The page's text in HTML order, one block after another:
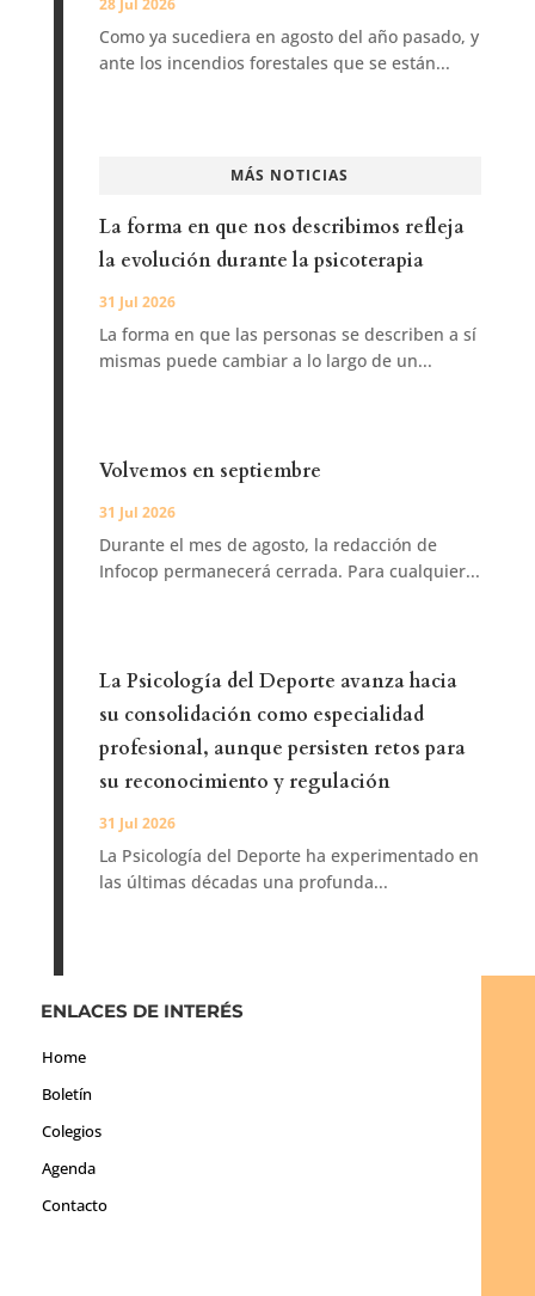
28 Jul 2026
Como ya sucediera en agosto del año pasado, y
ante los incendios forestales que se están...
MÁS NOTICIAS
La forma en que nos describimos refleja
la evolución durante la psicoterapia
31 Jul 2026
La forma en que las personas se describen a sí
mismas puede cambiar a lo largo de un...
Volvemos en septiembre
31 Jul 2026
Durante el mes de agosto, la redacción de
Infocop permanecerá cerrada. Para cualquier...
La Psicología del Deporte avanza hacia
su consolidación como especialidad
profesional, aunque persisten retos para
su reconocimiento y regulación
31 Jul 2026
La Psicología del Deporte ha experimentado en
las últimas décadas una profunda...
ENLACES DE INTERÉS
Home
Boletín
Colegios
Agenda
Contacto